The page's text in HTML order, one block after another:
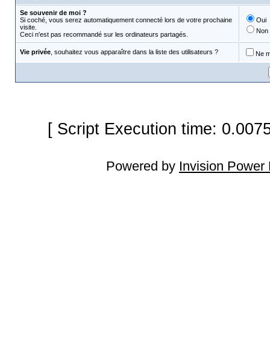
Se souvenir de moi ?
Si coché, vous serez automatiquement connecté lors de votre prochaine
visite.
Ceci n'est pas recommandé sur les ordinateurs partagés.
Oui
Non
Vie privée, souhaitez vous apparaître dans la liste des utilisateurs ? Ne
[ Script Execution time:
Powered by Invision Power